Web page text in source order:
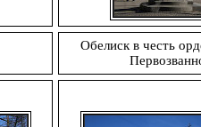
Обелиск в честь